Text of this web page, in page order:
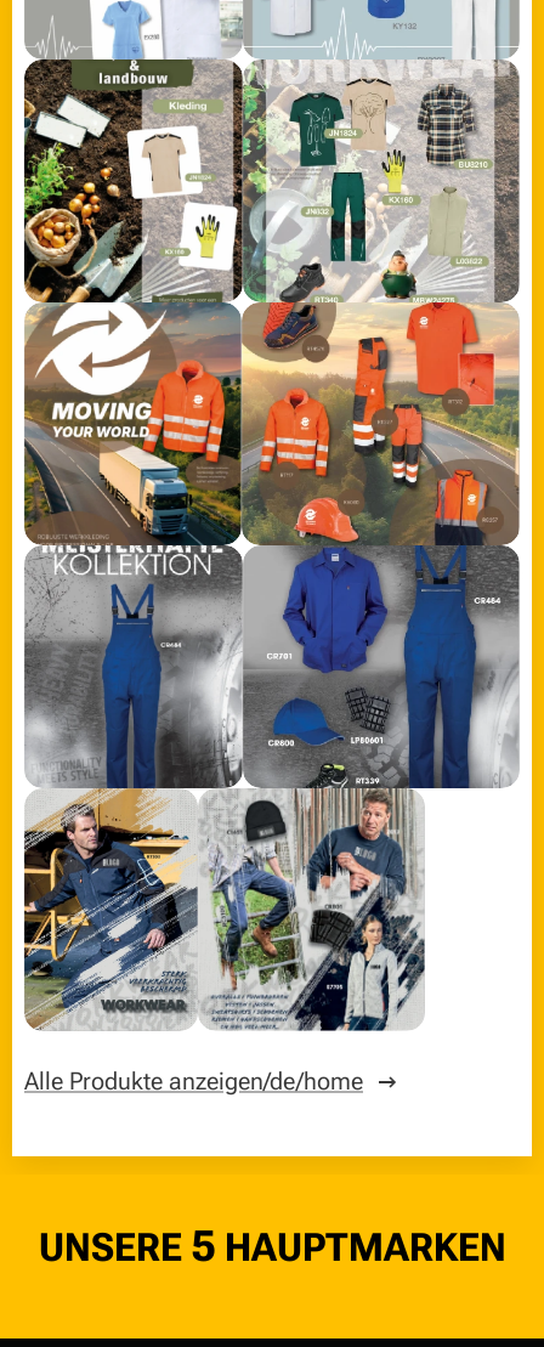
Alle Produkte anzeigen/de/home
UNSERE 5HAUPTMARKEN